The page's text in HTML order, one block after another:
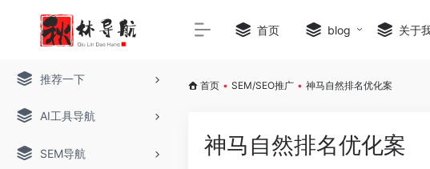
推荐一下
AI工具导航
SEM导航
首页 blog 关于
首页 • SEM/SEO推广 • 神马自然排名优化案
神马自然排名优化案